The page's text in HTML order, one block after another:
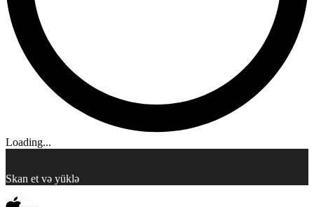
Loading...
Skan et və yüklə